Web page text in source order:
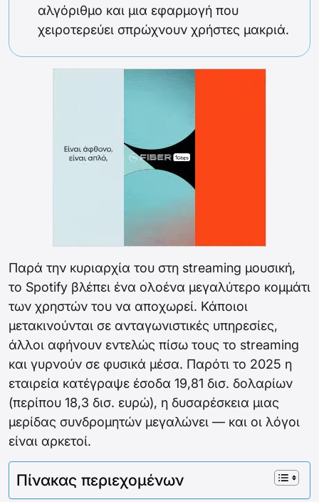
αλγόριθμο και μια εφαρμογή που
χειροτερεύει σπρώχνουν χρήστες μακριά.
Παρά την κυριαρχία του στη streaming μουσική,
το Spotify βλέπει ένα ολοένα μεγαλύτερο κομμάτι
των χρηστών του να αποχωρεί. Κάποιοι
μετακινούνται σε ανταγωνιστικές υπηρεσίες,
άλλοι αφήνουν εντελώς πίσω τους το streaming
και γυρνούν σε φυσικά μέσα. Παρότι το 2025 η
εταιρεία κατέγραψε έσοδα 19,81 δισ. δολαρίων
(περίπου 18,3 δισ. ευρώ), η δυσαρέσκεια μιας
μερίδας συνδρομητών μεγαλώνει — και οι λόγοι
είναι αρκετοί.
Πίνακας περιεχομένων